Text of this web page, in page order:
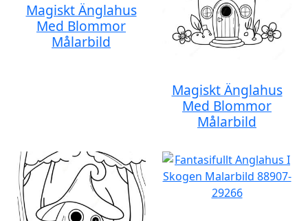
Magiskt Änglahus
Med Blommor
Målarbild
Magiskt Änglahus
Med Blommor
Målarbild